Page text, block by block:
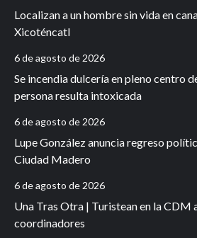
Localizan a un hombre sin vida en
Xicoténcatl
6 de agosto de 2026
Se incendia dulcería en pleno centro
persona resulta intoxicada
6 de agosto de 2026
Lupe González anuncia regreso
Ciudad Madero
6 de agosto de 2026
Una Tras Otra | Turistean en la CDM
coordinadores